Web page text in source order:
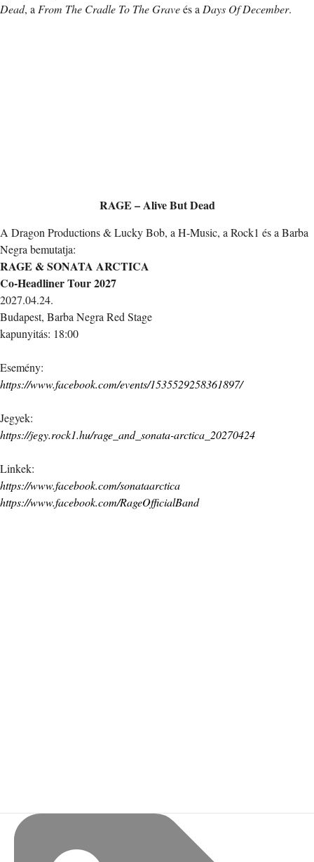
Dead, a From The Cradle To The Graveés a Days Of December.
RAGE – Alive But Dead
A Dragon Productions & Lucky Bob, a H-Music, a Rock1 és a Barba
Negra bemutatja:
RAGE & SONATA ARCTICA
Co-Headliner Tour 2027
2027.04.24.
Budapest, Barba Negra Red Stage
kapunyitás: 18:00
Esemény:
https://www.facebook.com/events/1535529258361897/
Jegyek:
https://jegy.rock1.hu/rage_and_sonata-arctica_20270424
Linkek:
https://www.facebook.com/sonataarctica
https://www.facebook.com/RageOfficialBand